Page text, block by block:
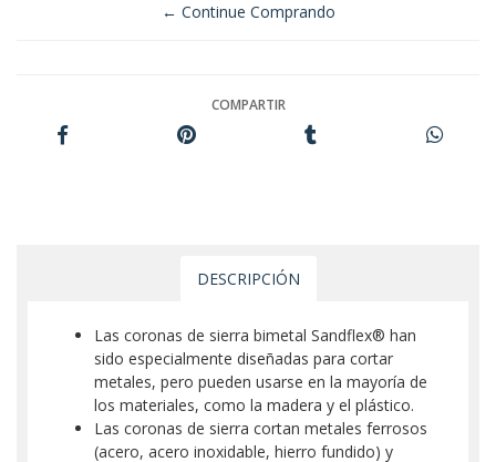
← Continue Comprando
COMPARTIR
DESCRIPCIÓN
Las coronas de sierra bimetal Sandflex® han
sido especialmente diseñadas para cortar
metales, pero pueden usarse en la mayoría de
los materiales, como la madera y el plástico.
Las coronas de sierra cortan metales ferrosos
(acero, acero inoxidable, hierro fundido) y